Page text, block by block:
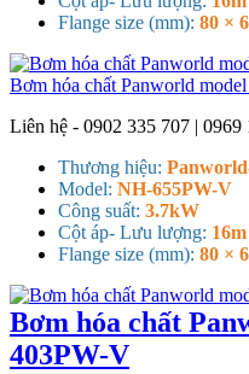
Flange size (mm): 80 ×
Bơm hóa chất Panworld
Liên hệ - 0902 335 707 | 0969
Thương hiệu:
Model: NH-655PW-V
Công suất: 3.7kW
Cột áp- Lưu lượng:
Flange size (mm): 80 ×
Bơm hóa chất
403PW-V